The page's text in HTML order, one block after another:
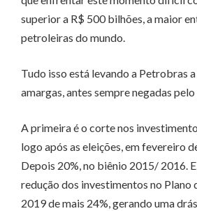
superior a R$ 500 bilhões, a maior
petroleiras do mundo.
Tudo isso está levando a Petrobras
amargas, antes sempre negadas
A primeira é o corte nos
logo após as eleições, em fevereiro
Depois 20%, no biênio 2015/ 2016.
redução dos investimentos no Plano
2019 de mais 24%, gerando uma